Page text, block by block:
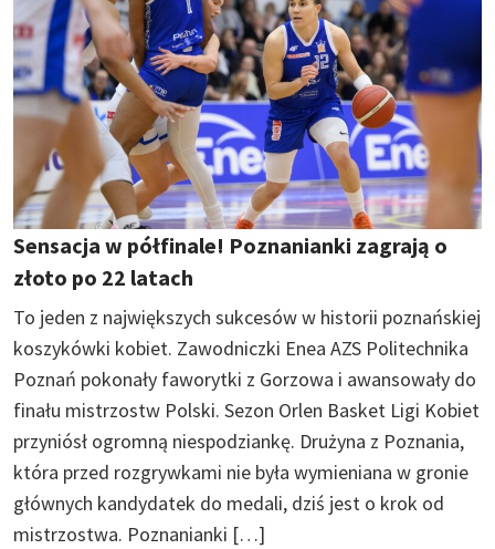
Sensacja w półfinale! Poznanianki zagrają o
złoto po 22 latach
To jeden z największych sukcesów w historii poznańskiej
koszykówki kobiet. Zawodniczki Enea AZS Politechnika
Poznań pokonały faworytki z Gorzowa i awansowały do
finału mistrzostw Polski. Sezon Orlen Basket Ligi Kobiet
przyniósł ogromną niespodziankę. Drużyna z Poznania,
która przed rozgrywkami nie była wymieniana w gronie
głównych kandydatek do medali, dziś jest o krok od
mistrzostwa. Poznanianki […]